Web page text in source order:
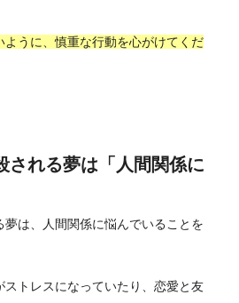
うに、慎重な行動を心がけてくだ
される夢は「人間関係に
は、人間関係に悩んでいることを
トレスになっていたり、恋愛と友